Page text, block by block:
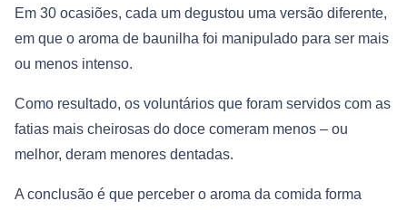
Em 30 ocasiões, cada um degustou uma versão diferente,
em que o aroma de baunilha foi manipulado para ser mais
ou menos intenso.
Como resultado, os voluntários que foram servidos com as
fatias mais cheirosas do doce comeram menos – ou
melhor, deram menores dentadas.
A conclusão é que perceber o aroma da comida forma